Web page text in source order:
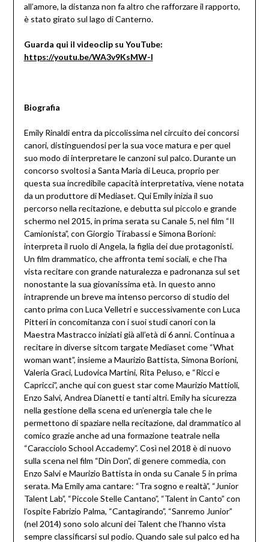
all’amore, la distanza non fa altro che rafforzare il rapporto,
è stato girato sul lago di Canterno.
Guarda qui il videoclip su YouTube:
https://youtu.be/WA3v9KsMW-I
Biografia
Emily Rinaldi entra da piccolissima nel circuito dei concorsi
canori, distinguendosi per la sua voce matura e per quel
suo modo di interpretare le canzoni sul palco. Durante un
concorso svoltosi a Santa Maria di Leuca, proprio per
questa sua incredibile capacità interpretativa, viene notata
da un produttore di Mediaset. Qui Emily inizia il suo
percorso nella recitazione, e debutta sul piccolo e grande
schermo nel 2015, in prima serata su Canale 5, nel film “Il
Camionista”, con Giorgio Tirabassi e Simona Borioni:
interpreta il ruolo di Angela, la figlia dei due protagonisti.
Un film drammatico, che affronta temi sociali, e che l’ha
vista recitare con grande naturalezza e padronanza sul set
nonostante la sua giovanissima età. In questo anno
intraprende un breve ma intenso percorso di studio del
canto prima con Luca Velletri e successivamente con Luca
Pitteri in concomitanza con i suoi studi canori con la
Maestra Mastracco iniziati già all’età di 6 anni. Continua a
recitare in diverse sitcom targate Mediaset come “What
woman want”, insieme a Maurizio Battista, Simona Borioni,
Valeria Graci, Ludovica Martini, Rita Peluso, e “Ricci e
Capricci”, anche qui con guest star come Maurizio Mattioli,
Enzo Salvi, Andrea Dianetti e tanti altri. Emily ha sicurezza
nella gestione della scena ed un’energia tale che le
permettono di spaziare nella recitazione, dal drammatico al
comico grazie anche ad una formazione teatrale nella
“Caracciolo School Accademy”. Così nel 2018 è di nuovo
sulla scena nel film “Din Don”, di genere commedia, con
Enzo Salvi e Maurizio Battista in onda su Canale 5 in prima
serata. Ma Emily ama cantare: “Tra sogno e realtà”, “Junior
Talent Lab”, “Piccole Stelle Cantano”, “Talent in Canto” con
l’ospite Fabrizio Palma, “Cantagirando”, “Sanremo Junior”
(nel 2014) sono solo alcuni dei Talent che l’hanno vista
sempre classificarsi sul podio. Quando sale sul palco ed ha